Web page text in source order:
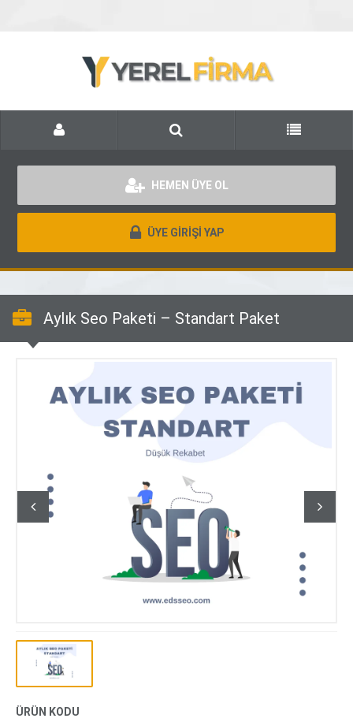
HEMEN ÜYE OL
ÜYE GİRİŞİ YAP
Aylık Seo Paketi – Standart Paket
ÜRÜN KODU